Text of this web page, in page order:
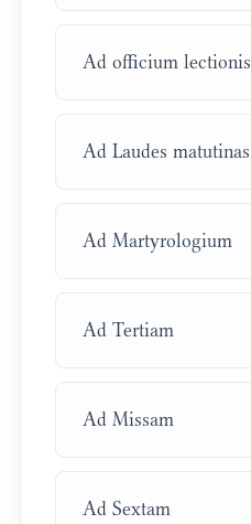
Ad officium lectionis
Ad Laudes matutinas
Ad Martyrologium
Ad Tertiam
Ad Missam
Ad Sextam